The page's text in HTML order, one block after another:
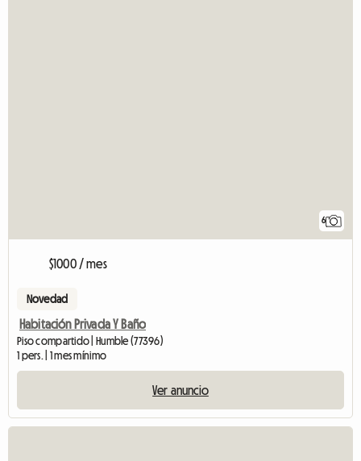
6
$1000 / mes
Novedad
Habitación Privada Y Baño
Piso compartido | Humble (77396)
1 pers. | 1 mes mínimo
Ver anuncio